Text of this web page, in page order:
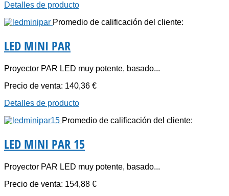
Detalles de producto
Promedio de calificación del cliente:
LED MINI PAR
Proyector PAR LED muy potente, basado...
Precio de venta: 140,36 €
Detalles de producto
Promedio de calificación del cliente:
LED MINI PAR 15
Proyector PAR LED muy potente, basado...
Precio de venta: 154,88 €